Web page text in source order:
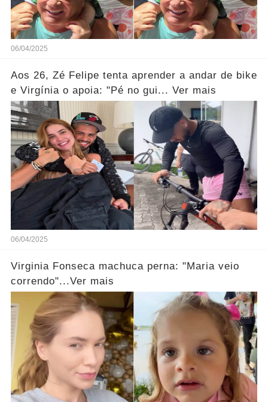
06/04/2025
Aos 26, Zé Felipe tenta aprender a andar de bike
e Virgínia o apoia: "Pé no gui... Ver mais
06/04/2025
Virginia Fonseca machuca perna: "Maria veio
correndo"...Ver mais